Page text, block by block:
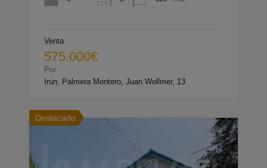
Venta
575.000€
Por
Irun, Palmera Montero, Juan Wollmer, 13
Destacado